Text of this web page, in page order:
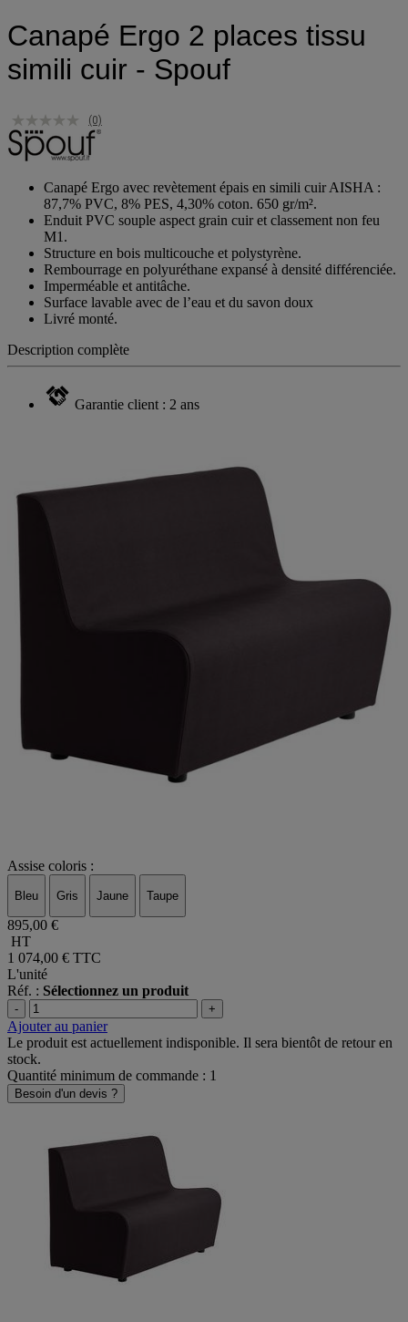
Canapé Ergo 2 places tissu
simili cuir - Spouf
(0)
Canapé Ergo avec revètement épais en simili cuir AISHA :
87,7% PVC, 8% PES, 4,30% coton. 650 gr/m².
Enduit PVC souple aspect grain cuir et classement non feu
M1.
Structure en bois multicouche et polystyrène.
Rembourrage en polyuréthane expansé à densité différenciée.
Imperméable et antitâche.
Surface lavable avec de l’eau et du savon doux
Livré monté.
Description complète
Garantie client : 2 ans
Assise coloris :
Bleu Gris Jaune Taupe
895,00 €
HT
1 074,00 € TTC
L'unité
Réf. : Sélectionnez un produit
- +
Ajouter au panier
Le produit est actuellement indisponible. Il sera bientôt de retour en
stock.
Quantité minimum de commande : 1
Besoin d'un devis ?